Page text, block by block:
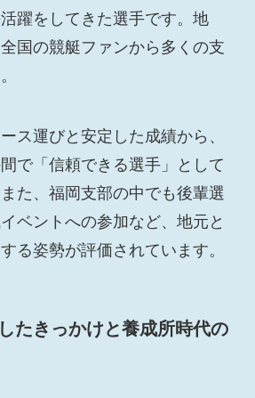
躍をしてきた選手です。地
国の競艇ファンから多くの支
ス運びと安定した成績から、
で「信頼できる選手」として
た、福岡支部の中でも後輩選
ベントへの参加など、地元と
る姿勢が評価されています。
たきっかけと養成所時代の